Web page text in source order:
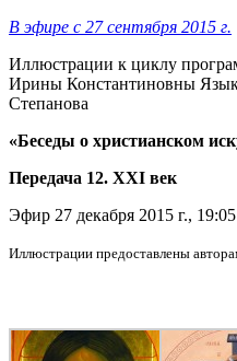
В эфире с 27 сентября 2015 г.
Иллюстрации к циклу
Ирины Константиновны
Степанова
«Беседы о христианском
Передача 12. XXI век
Эфир 27 декабря 2015 г., 19:05
Иллюстрации предоставлены